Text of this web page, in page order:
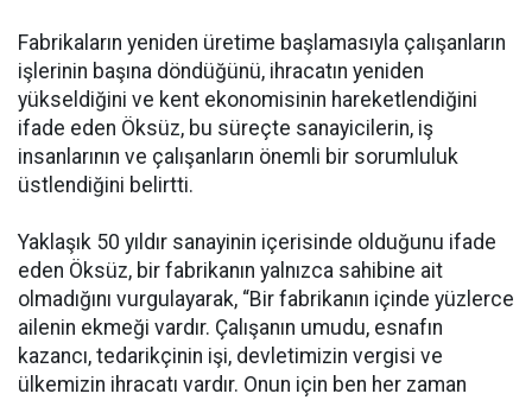
Fabrikaların yeniden üretime başlamasıyla çalışanların
işlerinin başına döndüğünü, ihracatın yeniden
yükseldiğini ve kent ekonomisinin hareketlendiğini
ifade eden Öksüz, bu süreçte sanayicilerin, iş
insanlarının ve çalışanların önemli bir sorumluluk
üstlendiğini belirtti.
Yaklaşık 50 yıldır sanayinin içerisinde olduğunu ifade
eden Öksüz, bir fabrikanın yalnızca sahibine ait
olmadığını vurgulayarak, “Bir fabrikanın içinde yüzlerce
ailenin ekmeği vardır. Çalışanın umudu, esnafın
kazancı, tedarikçinin işi, devletimizin vergisi ve
ülkemizin ihracatı vardır. Onun için ben her zaman